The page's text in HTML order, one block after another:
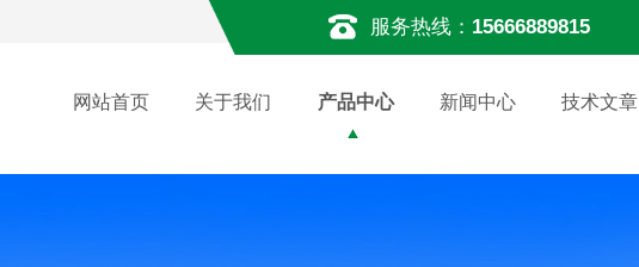
服务热线： 15666889815
网站首页 关于我们 产品中心 新闻中心 技术文章